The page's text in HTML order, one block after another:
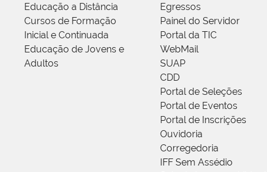
Educação a Distância
Cursos de Formação
Inicial e Continuada
Educação de Jovens e
Adultos
Egressos
Painel do Servidor
Portal da TIC
WebMail
SUAP
CDD
Portal de Seleções
Portal de Eventos
Portal de Inscrições
Ouvidoria
Corregedoria
IFF Sem Assédio